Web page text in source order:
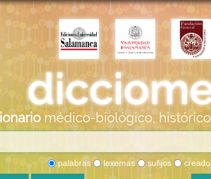
médico-biológico,
palabras lexemas sufijos